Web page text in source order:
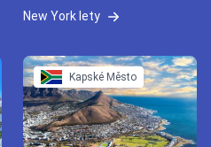
New York lety
Kapské Město